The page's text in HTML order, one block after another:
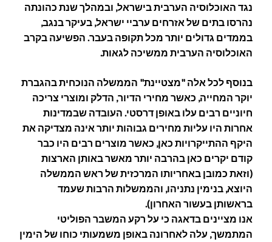
נגד האוכלוסיה הערבית בישראל, ובמהלך שנת כהונתה
נהרסו בתים של אזרחים ערביי ישראל, בעיקר בנגב,
בממדים גדולים יותר מכל תקופה בעבר. הפשיעה בקרב
האוכלוסיה הערבית ממשיכה לגאות.
בנוסף לכל אלה "מצטיינת" הממשלה הנוכחית בהגברת
יוקר המחייה, כאשר מחירי הדיור, הדלק ומוצרי צריכה
חיוניים רבים עלו באופן דרסטי. העובדה שבמדינות
אחרות היו עליות מחירים גבוהות יותר אינה מצדיקה את
היקף ההתייקרויות כאן, כאשר מוצרים רבים היו כבר
קודם יקרים כאן בהרבה יותר מאשר באותן הארצות
(וזאת כמובן באחריותו המרכזית של ראש הממשלה
היוצא, בנימין נתניהו, והממשלות הרבות שעמד
בראשותן בעשור האחרון).
אנו מציינים בדאגה כי על רקע המשבר הפוליטי
המתמשך, עלה לאחרונה באופן משמעותי כוחו של הימין